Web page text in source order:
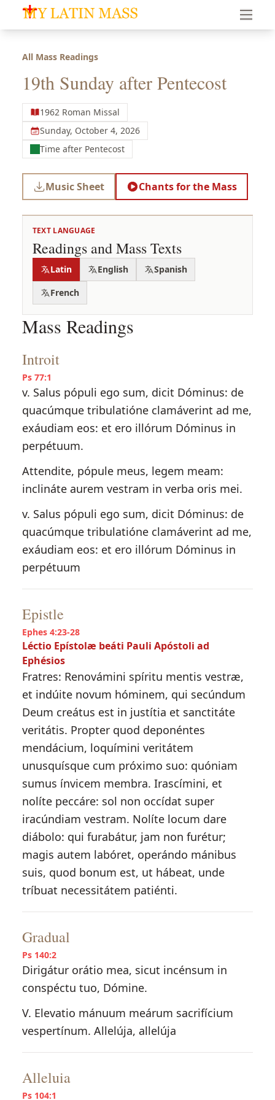
My Latin Mass - Traditional Latin Mass of South Florida
All Mass Readings
19th Sunday after Pentecost
1962 Roman Missal
Sunday, October 4, 2026
Time after Pentecost
Music Sheet Chants for the Mass
TEXT LANGUAGE
Readings and Mass Texts
Latin English
Spanish
French
Mass Readings
Introit
Ps 77:1
v. Salus pópuli ego sum, dicit Dóminus: de
quacúmque tribulatióne clamáverint ad me,
exáudiam eos: et ero illórum Dóminus in
perpétuum.
Attendite, pópule meus, legem meam:
inclináte aurem vestram in verba oris mei.
v. Salus pópuli ego sum, dicit Dóminus: de
quacúmque tribulatióne clamáverint ad me,
exáudiam eos: et ero illórum Dóminus in
perpétuum
Epistle
Ephes 4:23-28
Léctio Epístolæ beáti Pauli Apóstoli ad
Ephésios
Fratres: Renovámini spíritu mentis vestræ,
et indúite novum hóminem, qui secúndum
Deum creátus est in justítia et sanctitáte
veritátis. Propter quod deponéntes
mendácium, loquímini veritátem
unusquísque cum próximo suo: quóniam
sumus ínvicem membra. Irascímini, et
nolíte peccáre: sol non occídat super
iracúndiam vestram. Nolíte locum dare
diábolo: qui furabátur, jam non furétur;
magis autem labóret, operándo mánibus
suis, quod bonum est, ut hábeat, unde
tríbuat necessitátem patiénti.
Gradual
Ps 140:2
Dirigátur orátio mea, sicut incénsum in
conspéctu tuo, Dómine.
V. Elevatio mánuum meárum sacrifícium
vespertínum. Allelúja, allelúja
Alleluia
Ps 104:1